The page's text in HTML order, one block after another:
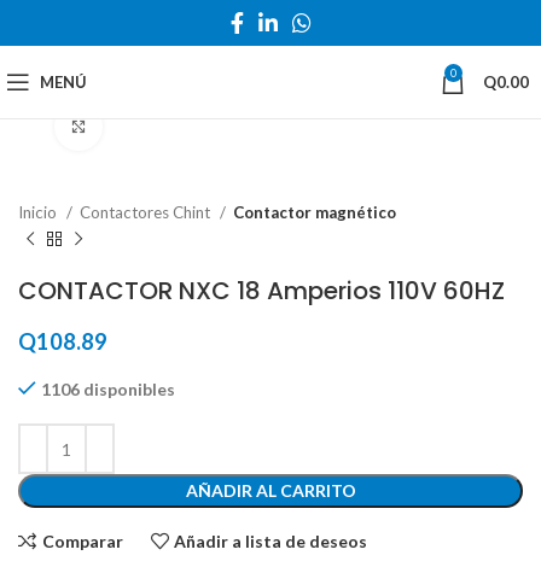
MENÚ 0 Q0.00
Inicio Contactores Chint Contactor magnético
CONTACTOR NXC 18 Amperios 110V 60HZ
Q108.89
1106 disponibles
AÑADIR AL CARRITO
Comparar Añadir a lista de deseos